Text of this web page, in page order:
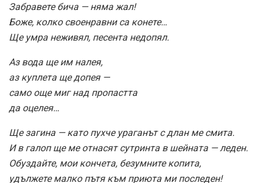
Забравете бича — няма жал!
Боже, колко своенравни са конете…
Ще умра неживял, песента недопял.
Аз вода ще им налея,
аз куплета ще допея —
само още миг над пропастта
да оцелея…
Ще загина — като пухче ураганът с длан ме смита.
И в галоп ще ме отнасят сутринта в шейната — леден.
Обуздайте, мои кончета, безумните копита,
удължете малко пътя към приюта ми последен!